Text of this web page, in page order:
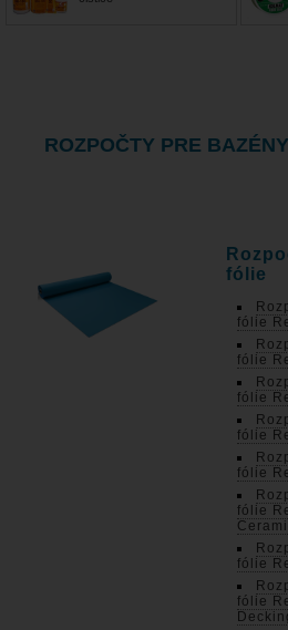
ROZPOČTY PRE BAZÉNY
fólie
fólie
fólie
fólie
fólie
fólie
fólie
fólie
fólie